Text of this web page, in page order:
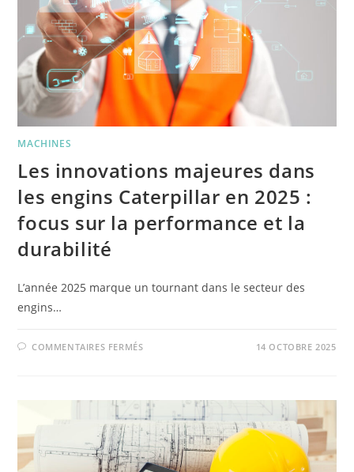
MACHINES
Les innovations majeures dans
les engins Caterpillar en 2025 :
focus sur la performance et la
durabilité
L’année 2025 marque un tournant dans le secteur des
engins…
COMMENTAIRES FERMÉS 14 OCTOBRE 2025